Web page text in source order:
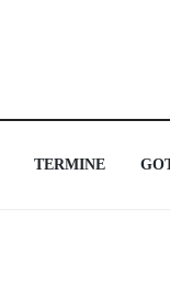
TERMINE